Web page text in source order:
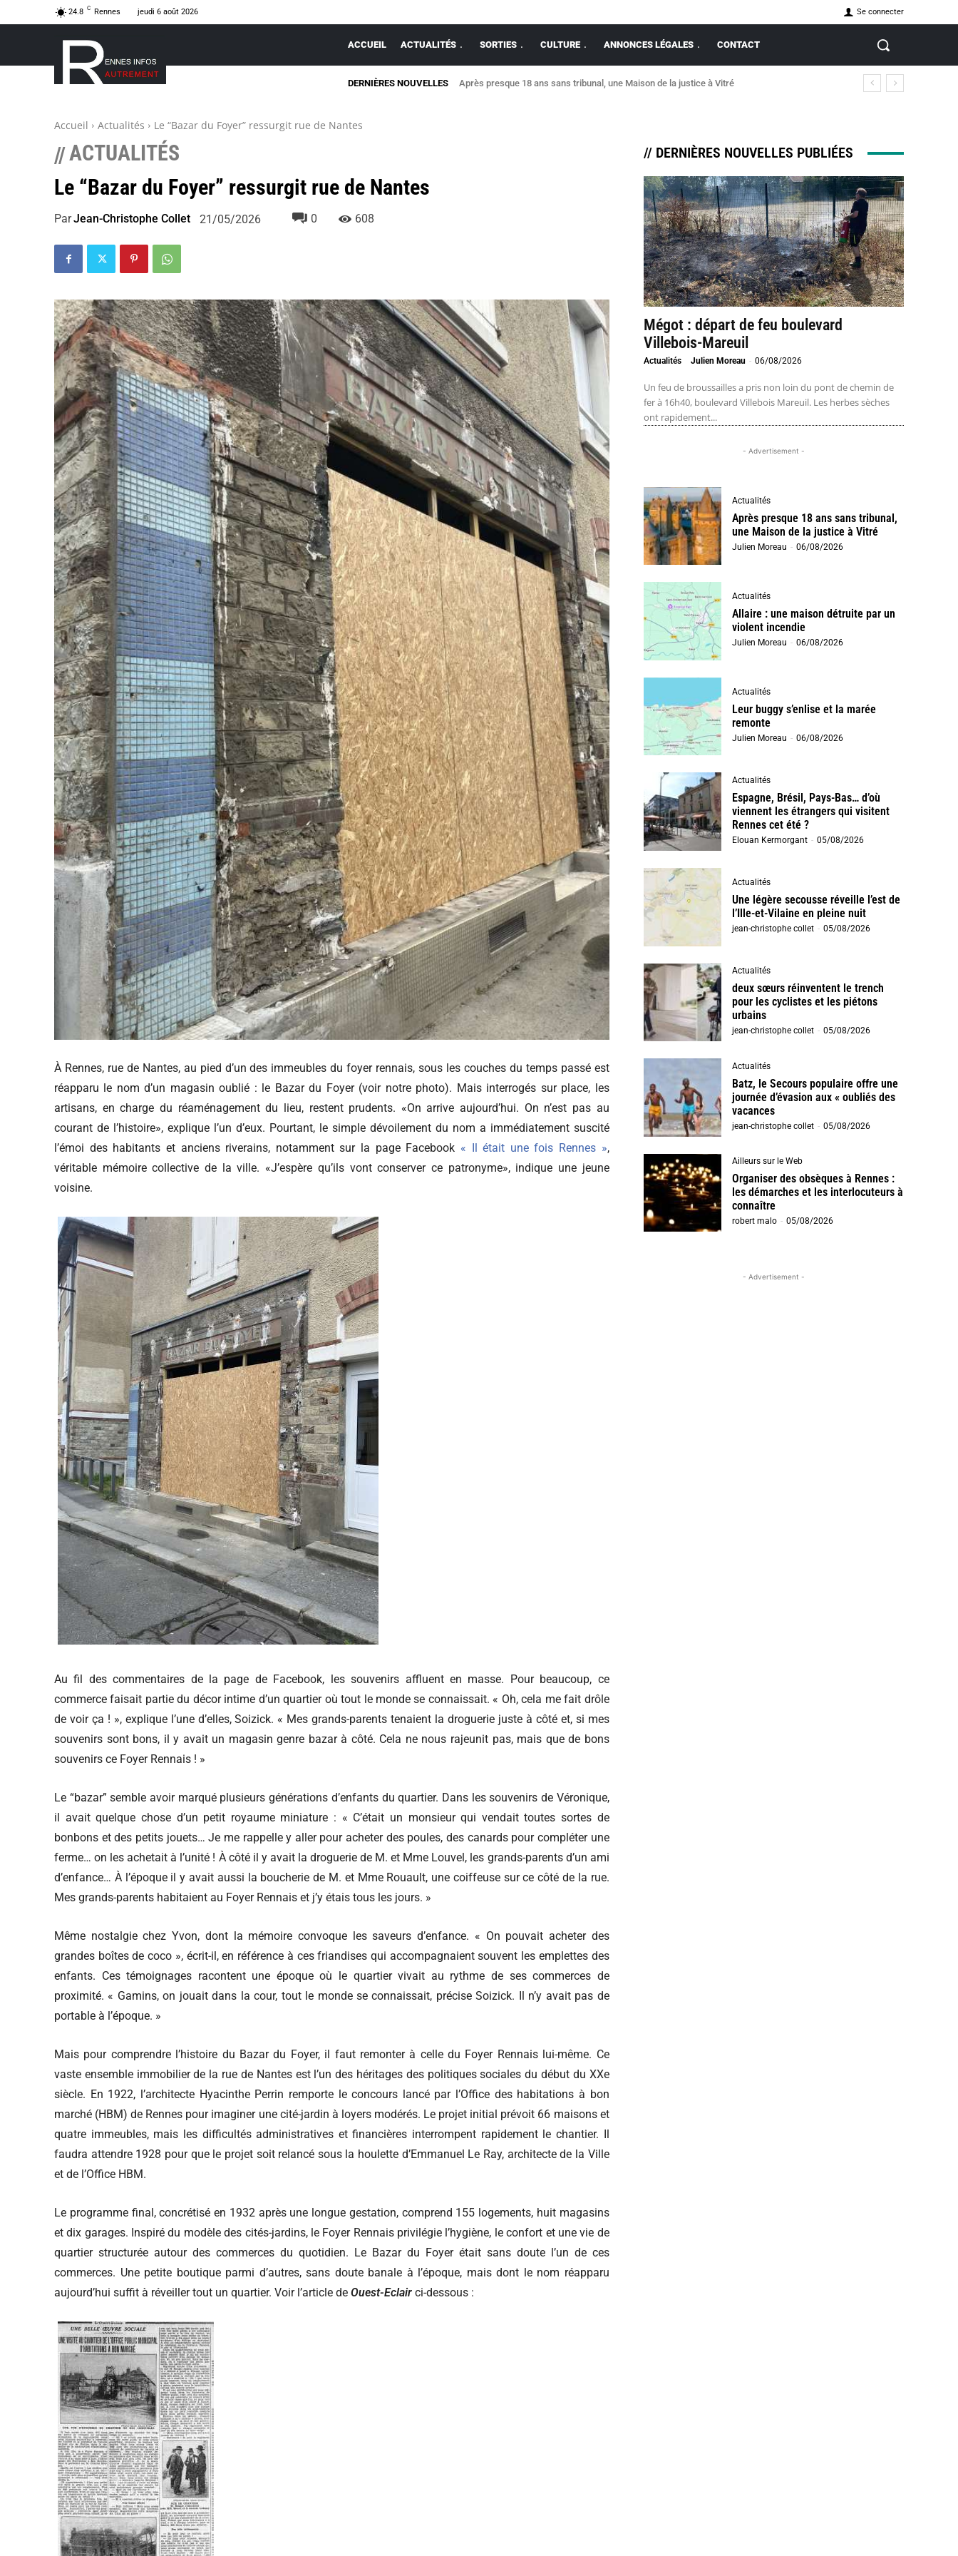
24.8 C Rennes jeudi 6 août 2026 Se connecter
ACCUEIL ACTUALITÉS SORTIES CULTURE ANNONCES LÉGALES CONTACT
DERNIÈRES NOUVELLES Après presque 18 ans sans tribunal, une Maison de la justice à Vitré
Allaire : une maison détruite par un violent incendie
Accueil Actualités Le “Bazar du Foyer” ressurgit rue de Nantes
//ACTUALITÉS
Le “Bazar du Foyer” ressurgit rue de Nantes
ParJean-Christophe Collet 21/05/2026 0 608
À Rennes, rue de Nantes, au pied d’un des immeubles du foyer rennais, sous les couches du temps passé est
réapparu le nom d’un magasin oublié : le Bazar du Foyer (voir notre photo). Mais interrogés sur place, les
artisans, en charge du réaménagement du lieu, restent prudents. «On arrive aujourd’hui. On n’est pas au
courant de l’histoire», explique l’un d’eux. Pourtant, le simple dévoilement du nom a immédiatement suscité
l’émoi des habitants et anciens riverains, notamment sur la page Facebook « Il était une fois Rennes »,
véritable mémoire collective de la ville. «J’espère qu’ils vont conserver ce patronyme», indique une jeune
voisine.
Au fil des commentaires de la page de Facebook, les souvenirs affluent en masse. Pour beaucoup, ce
commerce faisait partie du décor intime d’un quartier où tout le monde se connaissait. « Oh, cela me fait drôle
de voir ça ! », explique l’une d’elles, Soizick. « Mes grands-parents tenaient la droguerie juste à côté et, si mes
souvenirs sont bons, il y avait un magasin genre bazar à côté. Cela ne nous rajeunit pas, mais que de bons
souvenirs ce Foyer Rennais ! »
Le “bazar” semble avoir marqué plusieurs générations d’enfants du quartier. Dans les souvenirs de Véronique,
il avait quelque chose d’un petit royaume miniature : « C’était un monsieur qui vendait toutes sortes de
bonbons et des petits jouets… Je me rappelle y aller pour acheter des poules, des canards pour compléter une
ferme… on les achetait à l’unité ! À côté il y avait la droguerie de M. et Mme Louvel, les grands-parents d’un ami
d’enfance… À l’époque il y avait aussi la boucherie de M. et Mme Rouault, une coiffeuse sur ce côté de la rue.
Mes grands-parents habitaient au Foyer Rennais et j’y étais tous les jours. »
Même nostalgie chez Yvon, dont la mémoire convoque les saveurs d’enfance. « On pouvait acheter des
grandes boîtes de coco », écrit-il, en référence à ces friandises qui accompagnaient souvent les emplettes des
enfants. Ces témoignages racontent une époque où le quartier vivait au rythme de ses commerces de
proximité. « Gamins, on jouait dans la cour, tout le monde se connaissait, précise Soizick. Il n’y avait pas de
portable à l’époque. »
Mais pour comprendre l’histoire du Bazar du Foyer, il faut remonter à celle du Foyer Rennais lui-même. Ce
vaste ensemble immobilier de la rue de Nantes est l’un des héritages des politiques sociales du début du XXe
siècle. En 1922, l’architecte Hyacinthe Perrin remporte le concours lancé par l’Office des habitations à bon
marché (HBM) de Rennes pour imaginer une cité-jardin à loyers modérés. Le projet initial prévoit 66 maisons et
quatre immeubles, mais les difficultés administratives et financières interrompent rapidement le chantier. Il
faudra attendre 1928 pour que le projet soit relancé sous la houlette d’Emmanuel Le Ray, architecte de la Ville
et de l’Office HBM.
Le programme final, concrétisé en 1932 après une longue gestation, comprend 155 logements, huit magasins
et dix garages. Inspiré du modèle des cités-jardins, le Foyer Rennais privilégie l’hygiène, le confort et une vie de
quartier structurée autour des commerces du quotidien. Le Bazar du Foyer était sans doute l’un de ces
commerces. Une petite boutique parmi d’autres, sans doute banale à l’époque, mais dont le nom réapparu
aujourd’hui suffit à réveiller tout un quartier. Voir l’article de Ouest-Eclair ci-dessous :
// DERNIÈRES NOUVELLES PUBLIÉES
Mégot : départ de feu boulevard
Villebois-Mareuil
Actualités Julien Moreau - 06/08/2026
Un feu de broussailles a pris non loin du pont de chemin de
fer à 16h40, boulevard Villebois Mareuil. Les herbes sèches
ont rapidement...
- Advertisement -
Actualités
Après presque 18 ans sans tribunal,
une Maison de la justice à Vitré
Julien Moreau - 06/08/2026
Actualités
Allaire : une maison détruite par un
violent incendie
Julien Moreau - 06/08/2026
Actualités
Leur buggy s’enlise et la marée
remonte
Julien Moreau - 06/08/2026
Actualités
Espagne, Brésil, Pays-Bas… d’où
viennent les étrangers qui visitent
Rennes cet été ?
Elouan Kermorgant - 05/08/2026
Actualités
Une légère secousse réveille l’est de
l’Ille-et-Vilaine en pleine nuit
jean-christophe collet - 05/08/2026
Actualités
deux sœurs réinventent le trench
pour les cyclistes et les piétons
urbains
jean-christophe collet - 05/08/2026
Actualités
Batz, le Secours populaire offre une
journée d’évasion aux « oubliés des
vacances
jean-christophe collet - 05/08/2026
Ailleurs sur le Web
Organiser des obsèques à Rennes :
les démarches et les interlocuteurs à
connaître
robert malo - 05/08/2026
- Advertisement -